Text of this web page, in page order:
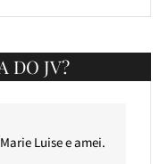
DO JV?
Luise e amei.